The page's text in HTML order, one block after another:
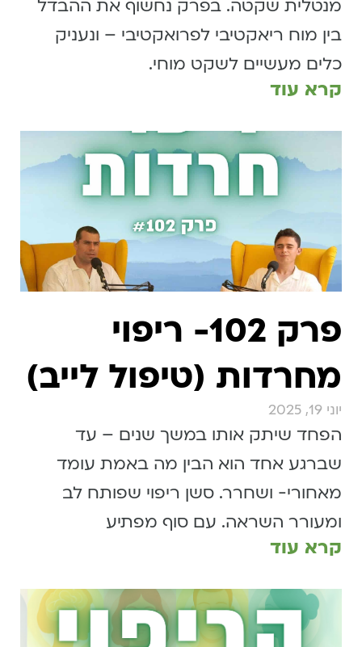
מנטלית שקטה. בפרק נחשוף את ההבדל
בין מוח ריאקטיבי לפרואקטיבי – ונעניק
כלים מעשיים לשקט מוחי.
קרא עוד
פרק 102- ריפוי
מחרדות (טיפול לייב)
יוני 19, 2025
הפחד שיתק אותו במשך שנים – עד
שברגע אחד הוא הבין מה באמת עומד
מאחורי- ושחרר. סשן ריפוי שפותח לב
ומעורר השראה. עם סוף מפתיע
קרא עוד